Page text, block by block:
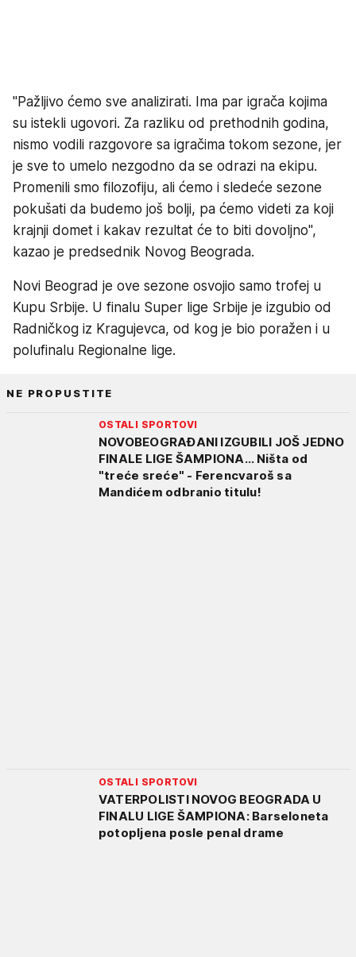
"Pažljivo ćemo sve analizirati. Ima par igrača kojima
su istekli ugovori. Za razliku od prethodnih godina,
nismo vodili razgovore sa igračima tokom sezone, jer
je sve to umelo nezgodno da se odrazi na ekipu.
Promenili smo filozofiju, ali ćemo i sledeće sezone
pokušati da budemo još bolji, pa ćemo videti za koji
krajnji domet i kakav rezultat će to biti dovoljno",
kazao je predsednik Novog Beograda.
Novi Beograd je ove sezone osvojio samo trofej u
Kupu Srbije. U finalu Super lige Srbije je izgubio od
Radničkog iz Kragujevca, od kog je bio poražen i u
polufinalu Regionalne lige.
NE PROPUSTITE
OSTALI SPORTOVI
NOVOBEOGRAĐANI IZGUBILI JOŠ JEDNO
FINALE LIGE ŠAMPIONA... Ništa od
"treće sreće" - Ferencvaroš sa
Mandićem odbranio titulu!
OSTALI SPORTOVI
VATERPOLISTI NOVOG BEOGRADA U
FINALU LIGE ŠAMPIONA: Barseloneta
potopljena posle penal drame